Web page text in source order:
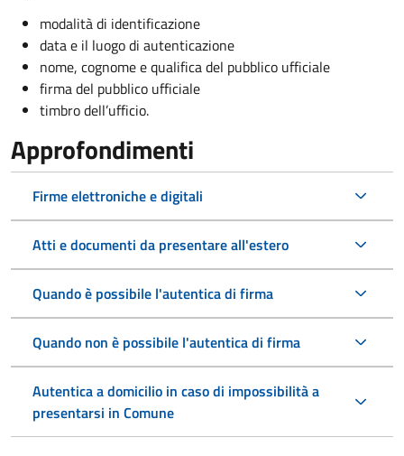
modalità di identificazione
data e il luogo di autenticazione
nome, cognome e qualifica del pubblico ufficiale
firma del pubblico ufficiale
timbro dell’ufficio.
Approfondimenti
Firme elettroniche e digitali
Atti e documenti da presentare all'estero
Quando è possibile l'autentica di firma
Quando non è possibile l'autentica di firma
Autentica a domicilio in caso di impossibilità a
presentarsi in Comune